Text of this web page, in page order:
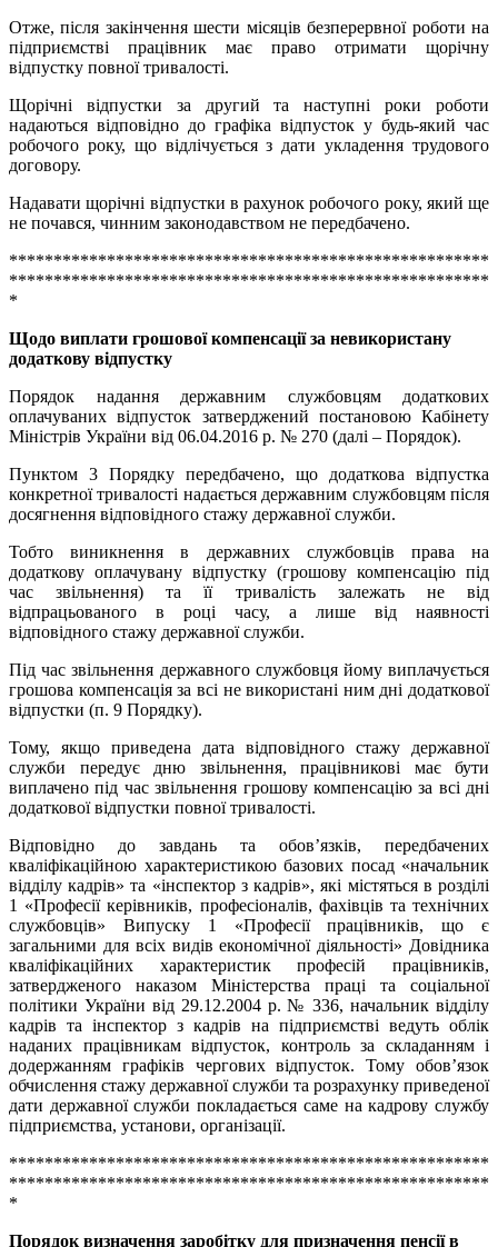
Отже, після закінчення шести місяців безперервної роботи на
підприємстві працівник має право отримати щорічну
відпустку повної тривалості.
Щорічні відпустки за другий та наступні роки роботи
надаються відповідно до графіка відпусток у будь-який час
робочого року, що відлічується з дати укладення трудового
договору.
Надавати щорічні відпустки в рахунок робочого року, який ще
не почався, чинним законодавством не передбачено.
******************************************************
******************************************************
*
Щодо виплати грошової компенсації за невикористану
додаткову відпустку
Порядок надання державним службовцям додаткових
оплачуваних відпусток затверджений постановою Кабінету
Міністрів України від 06.04.2016 р. № 270 (далі – Порядок).
Пунктом 3 Порядку передбачено, що додаткова відпустка
конкретної тривалості надається державним службовцям після
досягнення відповідного стажу державної служби.
Тобто виникнення в державних службовців права на
додаткову оплачувану відпустку (грошову компенсацію під
час звільнення) та її тривалість залежать не від
відпрацьованого в році часу, а лише від наявності
відповідного стажу державної служби.
Під час звільнення державного службовця йому виплачується
грошова компенсація за всі не використані ним дні додаткової
відпустки (п. 9 Порядку).
Тому, якщо приведена дата відповідного стажу державної
служби передує дню звільнення, працівникові має бути
виплачено під час звільнення грошову компенсацію за всі дні
додаткової відпустки повної тривалості.
Відповідно до завдань та обов’язків, передбачених
кваліфікаційною характеристикою базових посад «начальник
відділу кадрів» та «інспектор з кадрів», які містяться в розділі
1 «Професії керівників, професіоналів, фахівців та технічних
службовців» Випуску 1 «Професії працівників, що є
загальними для всіх видів економічної діяльності» Довідника
кваліфікаційних характеристик професій працівників,
затвердженого наказом Міністерства праці та соціальної
політики України від 29.12.2004 р. № 336, начальник відділу
кадрів та інспектор з кадрів на підприємстві ведуть облік
наданих працівникам відпусток, контроль за складанням і
додержанням графіків чергових відпусток. Тому обов’язок
обчислення стажу державної служби та розрахунку приведеної
дати державної служби покладається саме на кадрову службу
підприємства, установи, організації.
******************************************************
******************************************************
*
Порядок визначення заробітку для призначення пенсії в